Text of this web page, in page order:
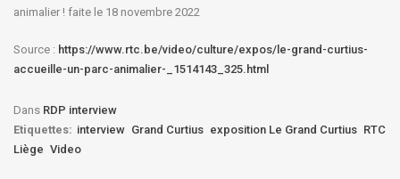
animalier ! faite le 18 novembre 2022
Source : https://www.rtc.be/video/culture/expos/le-grand-curtius-
accueille-un-parc-animalier-_1514143_325.html
Dans RDP interview
Etiquettes: interview Grand Curtius exposition Le Grand Curtius RTC
Liège Video